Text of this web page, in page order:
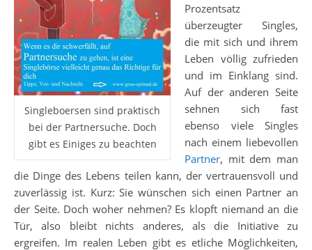
Singleboersen sind praktisch
bei der Partnersuche. Doch
gibt es Einiges zu beachten
Prozentsatz
überzeugter Singles,
die mit sich und ihrem
Leben völlig zufrieden
und im Einklang sind.
Auf der anderen Seite
sehnen sich fast
ebenso viele Singles
nach einem liebevollen
Partner, mit dem man
die Dinge des Lebens teilen kann, der vertrauensvoll und
zuverlässig ist. Kurz: Sie wünschen sich einen Partner an
der Seite. Doch woher nehmen? Es klopft niemand an die
Tür, also bleibt nichts anderes, als die Initiative zu
ergreifen. Im realen Leben gibt es etliche Möglichkeiten,